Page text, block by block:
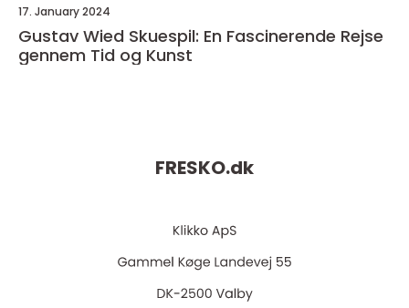
17. January 2024
Gustav Wied Skuespil: En Fascinerende Rejse
gennem Tid og Kunst
FRESKO.dk